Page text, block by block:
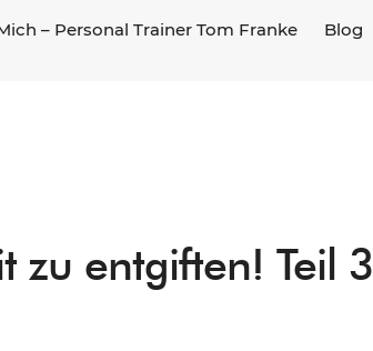
– Personal Trainer Tom Franke Blog
zu entgiften! Teil 3